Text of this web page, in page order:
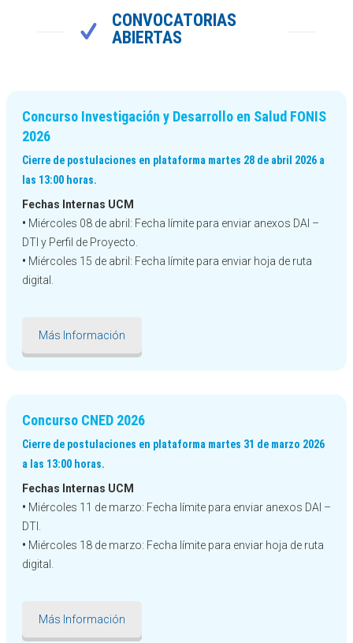
CONVOCATORIAS
ABIERTAS
Concurso Investigación y Desarrollo en Salud FONIS
2026
Cierre de postulaciones en plataforma martes 28 de abril 2026 a
las 13:00 horas.
Fechas Internas UCM
• Miércoles 08 de abril: Fecha límite para enviar anexos DAI –
DTI y Perfil de Proyecto.
• Miércoles 15 de abril: Fecha límite para enviar hoja de ruta
digital.
Más Información
Concurso CNED 2026
Cierre de postulaciones en plataforma martes 31 de marzo 2026
a las 13:00 horas.
Fechas Internas UCM
• Miércoles 11 de marzo: Fecha límite para enviar anexos DAI –
DTI.
• Miércoles 18 de marzo: Fecha límite para enviar hoja de ruta
digital.
Más Información